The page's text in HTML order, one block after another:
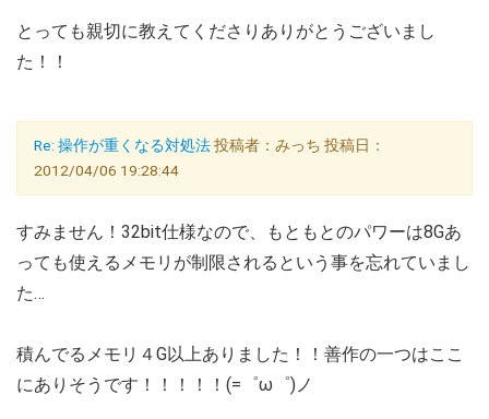
とっても親切に教えてくださりありがとうございまし
た！！
Re: 操作が重くなる対処法投稿者：みっち 投稿日：
2012/04/06 19:28:44
すみません！32bit仕様なので、もともとのパワーは8Gあ
っても使えるメモリが制限されるという事を忘れていまし
た…
積んでるメモリ４G以上ありました！！善作の一つはここ
にありそうです！！！！！(=゜ω゜)ノ